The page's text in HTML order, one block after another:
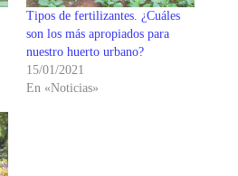
Tipos de fertilizantes. ¿Cuáles
son los más apropiados para
nuestro huerto urbano?
15/01/2021
En «Noticias»